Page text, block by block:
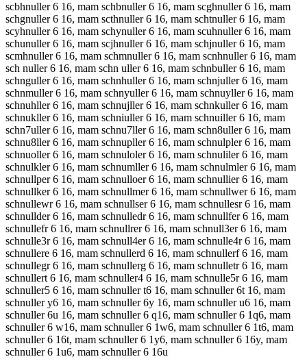
scbhnuller 6 16, mam schbnuller 6 16, mam scghnuller 6 16, mam
schgnuller 6 16, mam scthnuller 6 16, mam schtnuller 6 16, mam
scyhnuller 6 16, mam schynuller 6 16, mam scuhnuller 6 16, mam
schunuller 6 16, mam scjhnuller 6 16, mam schjnuller 6 16, mam
scmhnuller 6 16, mam schmnuller 6 16, mam scnhnuller 6 16, mam
sch nuller 6 16, mam schn uller 6 16, mam schnbuller 6 16, mam
schnguller 6 16, mam schnhuller 6 16, mam schnjuller 6 16, mam
schnmuller 6 16, mam schnyuller 6 16, mam schnuyller 6 16, mam
schnuhller 6 16, mam schnujller 6 16, mam schnkuller 6 16, mam
schnukller 6 16, mam schniuller 6 16, mam schnuiller 6 16, mam
schn7uller 6 16, mam schnu7ller 6 16, mam schn8uller 6 16, mam
schnu8ller 6 16, mam schnupller 6 16, mam schnulpler 6 16, mam
schnuoller 6 16, mam schnuloler 6 16, mam schnuliler 6 16, mam
schnulkler 6 16, mam schnumller 6 16, mam schnulmler 6 16, mam
schnullper 6 16, mam schnulloer 6 16, mam schnullier 6 16, mam
schnullker 6 16, mam schnullmer 6 16, mam schnullwer 6 16, mam
schnullewr 6 16, mam schnullser 6 16, mam schnullesr 6 16, mam
schnullder 6 16, mam schnulledr 6 16, mam schnullfer 6 16, mam
schnullefr 6 16, mam schnullrer 6 16, mam schnull3er 6 16, mam
schnulle3r 6 16, mam schnull4er 6 16, mam schnulle4r 6 16, mam
schnullere 6 16, mam schnullerd 6 16, mam schnullerf 6 16, mam
schnullegr 6 16, mam schnullerg 6 16, mam schnulletr 6 16, mam
schnullert 6 16, mam schnuller4 6 16, mam schnulle5r 6 16, mam
schnuller5 6 16, mam schnuller t6 16, mam schnuller 6t 16, mam
schnuller y6 16, mam schnuller 6y 16, mam schnuller u6 16, mam
schnuller 6u 16, mam schnuller 6 q16, mam schnuller 6 1q6, mam
schnuller 6 w16, mam schnuller 6 1w6, mam schnuller 6 1t6, mam
schnuller 6 16t, mam schnuller 6 1y6, mam schnuller 6 16y, mam
schnuller 6 1u6, mam schnuller 6 16u